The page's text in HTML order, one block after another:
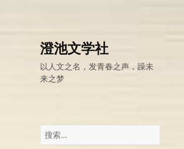
澄池文学社
以人文之名，发青春之声，躁未
来之梦
搜
索：